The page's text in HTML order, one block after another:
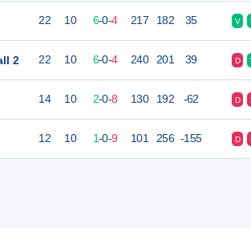
2
22 10 6-0-4 217 182 35 V
22 10 6-0-4 240 201 39 D
14 10 2-0-8 130 192 -62 D
12 10 1-0-9 101 256 -155 D